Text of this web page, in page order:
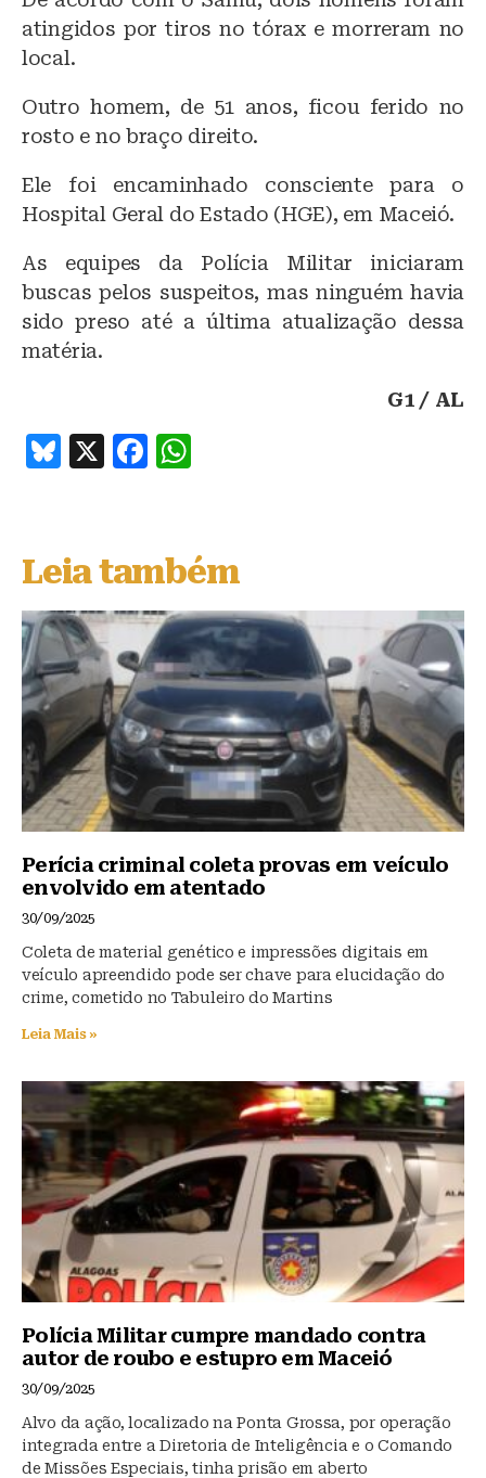
atingidos por tiros no tórax e morreram no
local.
Outro homem, de 51 anos, ficou ferido no
rosto e no braço direito.
Ele foi encaminhado consciente para o
Hospital Geral do Estado (HGE), em Maceió.
As equipes da Polícia Militar iniciaram
buscas pelos suspeitos, mas ninguém havia
sido preso até a última atualização dessa
matéria.
G1 / AL
B
s
k
y
X
F
e
b
o
o
k
s
A
p
p
Leia também
Perícia criminal coleta provas em veículo
envolvido em atentado
30/09/2025
Coleta de material genético e impressões digitais em
veículo apreendido pode ser chave para elucidação do
crime, cometido no Tabuleiro do Martins
Leia Mais »
Polícia Militar cumpre mandado contra
autor de roubo e estupro em Maceió
30/09/2025
Alvo da ação, localizado na Ponta Grossa, por operação
integrada entre a Diretoria de Inteligência e o Comando
de Missões Especiais, tinha prisão em aberto